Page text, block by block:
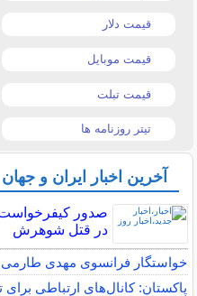
قیمت دلار
قیمت موبایل
قیمت تبلت
تیتر روزنامه ها
آخرین اخبار ایران و جهان
صدور کیفرخواست
در قتل شوهرش
خواستگار فرانسوی مهدی طارمی
پاکستان: کانال‌های ارتباطی برای